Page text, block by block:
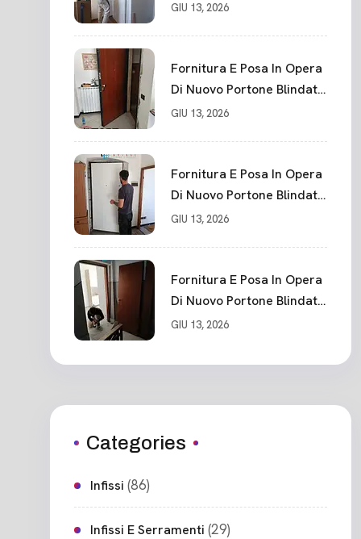
GIU 13, 2026
Fornitura E Posa In Opera
Di Nuovo Portone Blindato
La Spezia
GIU 13, 2026
Fornitura E Posa In Opera
Di Nuovo Portone Blindato
Classe 3 Sicurezza
GIU 13, 2026
Fornitura E Posa In Opera
Di Nuovo Portone Blindato
Ceparana
GIU 13, 2026
Categories
Infissi (86)
Infissi E Serramenti (29)